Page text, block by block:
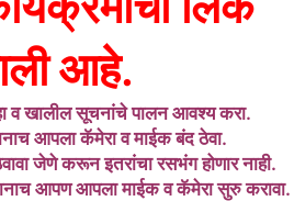
आहे.
व खालील सूचनांचे पालन आवश्य करा.
आपला कॅमेरा व माईक बंद ठेवा.
जेणे करून इतरांचा रसभंग होणार नाही.
आपण आपला माईक व कॅमेरा सुरु करावा.